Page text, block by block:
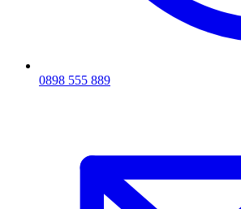
0898 555 889